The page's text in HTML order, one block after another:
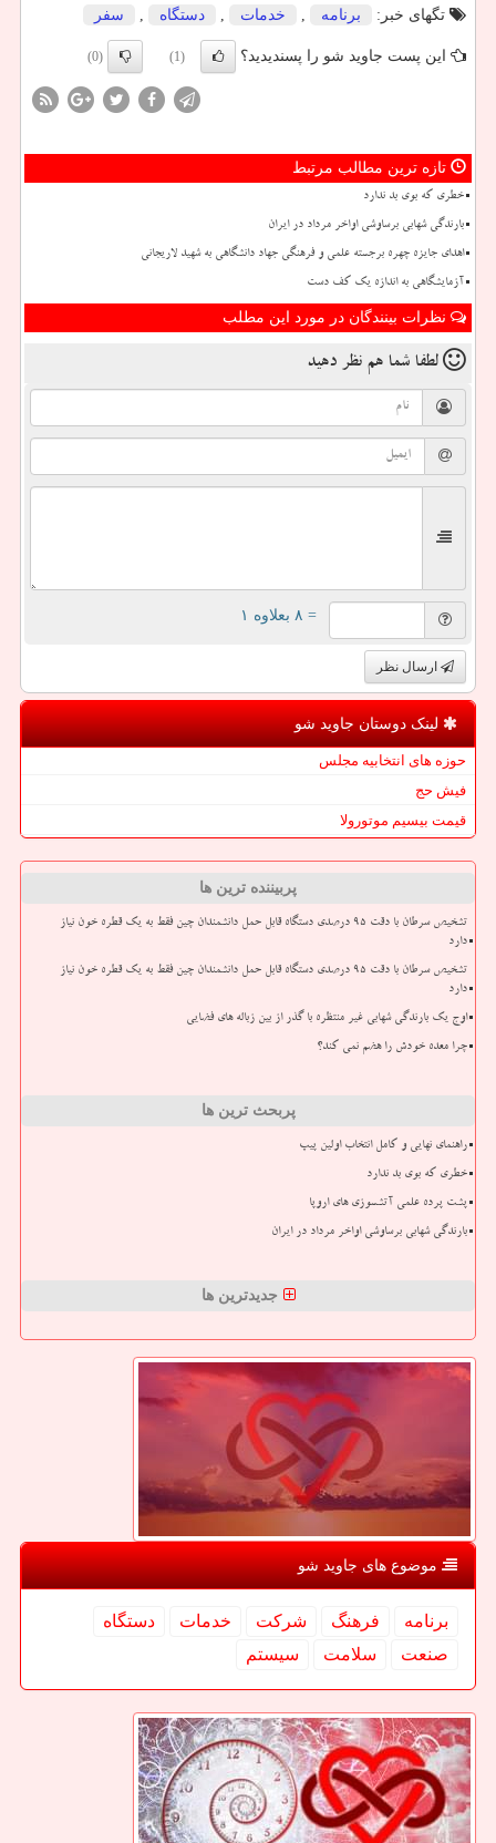
تگهای خبر:
برنامه خدمات دستگاه سفر
این پست جاوید شو را پسندیدید؟ (1)
(0)
تازه ترین مطالب مرتبط
خطری که بوی بد ندارد
بارندگی شهابی برساوشی اواخر مرداد در ایران
اهدای جایزه چهره برجسته علمی و فرهنگی جهاد دانشگاهی به شهید لاریجانی
آزمایشگاهی به اندازه یک کف دست
نظرات بینندگان در مورد این مطلب
لطفا شما هم نظر دهید
= ۸ بعلاوه ۱
ارسال نظر
لینک دوستان جاوید شو
حوزه های انتخابیه مجلس
فیش حج
قیمت بیسیم موتورولا
پربیننده ترین ها
تشخیص سرطان با دقت ۹۵ درصدی دستگاه قابل حمل دانشمندان چین فقط به یک قطره خون نیاز
دارد
تشخیص سرطان با دقت ۹۵ درصدی دستگاه قابل حمل دانشمندان چین فقط به یک قطره خون نیاز
دارد
اوج یک بارندگی شهابی غیر منتظره با گذر از بین زباله های فضایی
چرا معده خودش را هضم نمی کند؟
پربحث ترین ها
راهنمای نهایی و کامل انتخاب اولین پیپ
خطری که بوی بد ندارد
پشت پرده علمی آتشسوزی های اروپا
بارندگی شهابی برساوشی اواخر مرداد در ایران
جدیدترین ها
موضوع های جاوید شو
برنامه فرهنگ شركت خدمات
دستگاه
صنعت
سلامت سیستم